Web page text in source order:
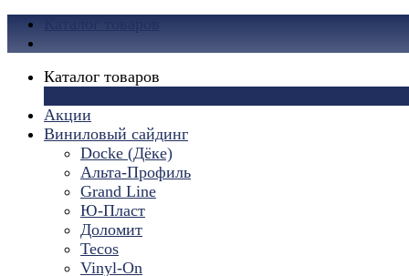
Каталог товаров
Акции
Виниловый сайдинг
Docke (Дёке)
Альта-Профиль
Grand Line
Ю-Пласт
Доломит
Tecos
Vinyl-On